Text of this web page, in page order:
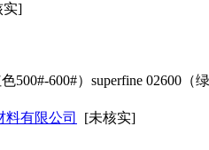
实]
600#）superfine 02600（
有限公司
[未核实]